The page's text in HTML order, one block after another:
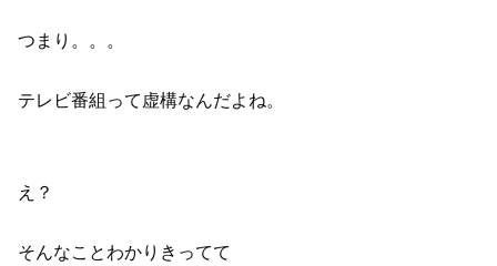
つまり。。。
テレビ番組って虚構なんだよね。
え？
そんなことわかりきってて